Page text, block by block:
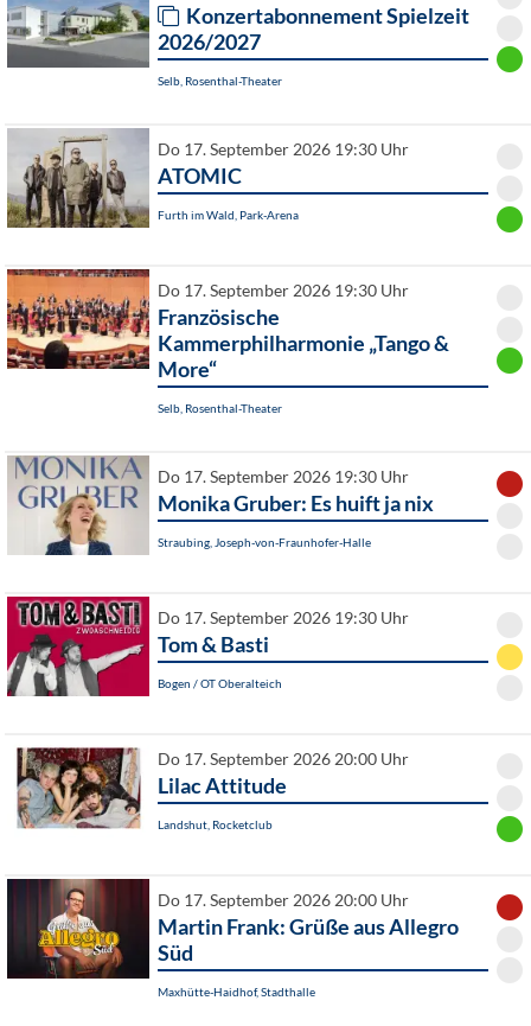
Konzertabonnement Spielzeit
2026/2027
Selb, Rosenthal-Theater
Do 17. September 2026 19:30 Uhr
ATOMIC
Furth im Wald, Park-Arena
Do 17. September 2026 19:30 Uhr
Französische
Kammerphilharmonie „Tango &
More“
Selb, Rosenthal-Theater
Do 17. September 2026 19:30 Uhr
Monika Gruber: Es huift ja nix
Straubing, Joseph-von-Fraunhofer-Halle
Do 17. September 2026 19:30 Uhr
Tom & Basti
Bogen / OT Oberalteich
Do 17. September 2026 20:00 Uhr
Lilac Attitude
Landshut, Rocketclub
Do 17. September 2026 20:00 Uhr
Martin Frank: Grüße aus Allegro
Süd
Maxhütte-Haidhof, Stadthalle